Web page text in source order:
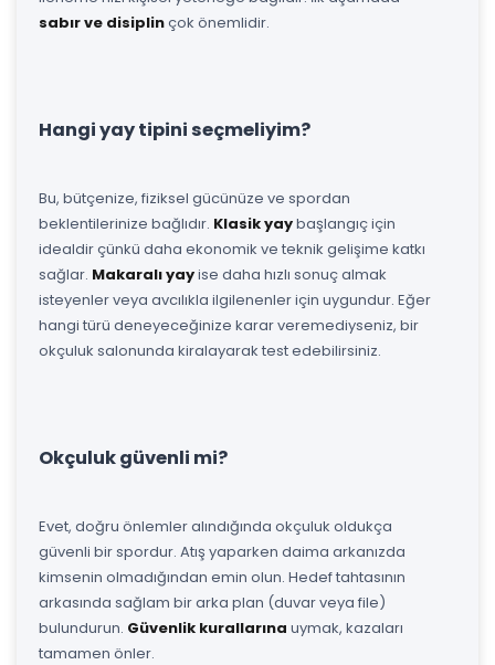
sabır ve disiplinçok önemlidir.
Hangi yay tipini seçmeliyim?
Bu, bütçenize, fiziksel gücünüze ve spordan
beklentilerinize bağlıdır. Klasik yaybaşlangıç için
idealdir çünkü daha ekonomik ve teknik gelişime katkı
sağlar. Makaralı yayise daha hızlı sonuç almak
isteyenler veya avcılıkla ilgilenenler için uygundur. Eğer
hangi türü deneyeceğinize karar veremediyseniz, bir
okçuluk salonunda kiralayarak test edebilirsiniz.
Okçuluk güvenli mi?
Evet, doğru önlemler alındığında okçuluk oldukça
güvenli bir spordur. Atış yaparken daima arkanızda
kimsenin olmadığından emin olun. Hedef tahtasının
arkasında sağlam bir arka plan (duvar veya file)
bulundurun. Güvenlik kurallarına uymak, kazaları
tamamen önler.